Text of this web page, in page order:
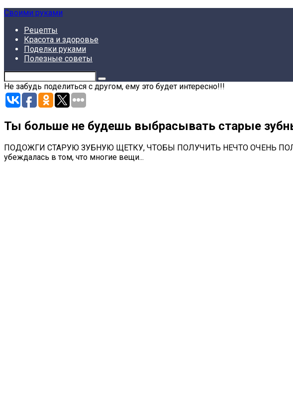
Skip
content
Своими руками
Рецепты
Красота и здоровье
Поделки руками
Полезные советы
Не забудь поделиться с другом, ему это будет интересно!!!
Ты больше не будешь выбрасывать старые
ПОДОЖГИ СТАРУЮ ЗУБНУЮ ЩЕТКУ, ЧТОБЫ ПОЛУЧИТЬ НЕЧТО ОЧЕНЬ
убеждалась в том, что многие вещи...